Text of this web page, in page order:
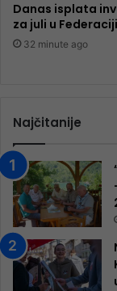
Danas isplata
za juli u
32 minute ago
Najčitanije